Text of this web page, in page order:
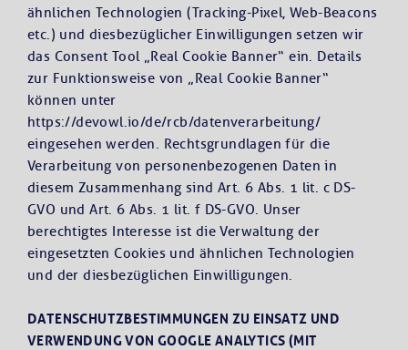
ähnlichen Technologien (Tracking-Pixel, Web-Beacons
etc.) und diesbezüglicher Einwilligungen setzen wir
das Consent Tool „Real Cookie Banner“ ein. Details
zur Funktionsweise von „Real Cookie Banner“
können unter
https://devowl.io/de/rcb/datenverarbeitung/
eingesehen werden. Rechtsgrundlagen für die
Verarbeitung von personenbezogenen Daten in
diesem Zusammenhang sind Art. 6 Abs. 1 lit. c DS-
GVO und Art. 6 Abs. 1 lit. f DS-GVO. Unser
berechtigtes Interesse ist die Verwaltung der
eingesetzten Cookies und ähnlichen Technologien
und der diesbezüglichen Einwilligungen.
DATENSCHUTZBESTIMMUNGEN ZU EINSATZ UND
VERWENDUNG VON GOOGLE ANALYTICS (MIT